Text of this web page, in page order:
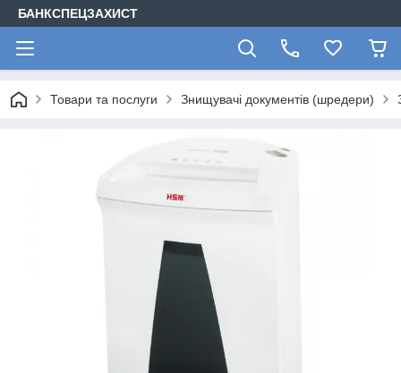
БАНКСПЕЦЗАХИСТ
Товари та послуги Знищувачі документів (шредери)